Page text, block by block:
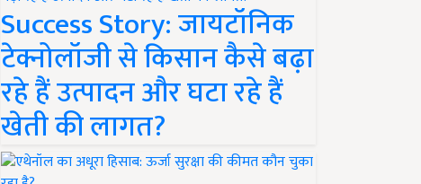
Success Story: जायटॉनिक
टेक्नोलॉजी से किसान कैसे बढ़ा
रहे हैं उत्पादन और घटा रहे हैं
खेती की लागत?